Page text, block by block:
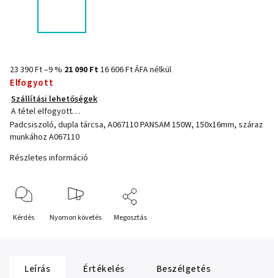
23 390 Ft–9 % 21 090 Ft16 606 Ft ÁFA nélkül
Elfogyott
Szállítási lehetőségek
A tétel elfogyott…
Padcsiszoló, dupla tárcsa, A067110 PANSAM 150W, 150x16mm, száraz
munkához A067110
Részletes információ
Kérdés Nyomon követés Megosztás
Leírás Értékelés
Beszélgetés